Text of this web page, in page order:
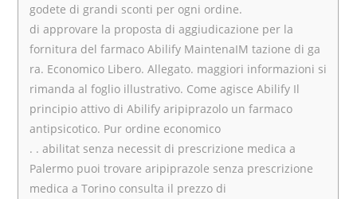
godete di grandi sconti per ogni ordine.
di approvare la proposta di aggiudicazione per la
fornitura del farmaco Abilify MaintenaIM tazione di ga
ra. Economico Libero. Allegato. maggiori informazioni si
rimanda al foglio illustrativo. Come agisce Abilify Il
principio attivo di Abilify aripiprazolo un farmaco
antipsicotico. Pur ordine economico
. . abilitat senza necessit di prescrizione medica a
Palermo puoi trovare aripiprazole senza prescrizione
medica a Torino consulta il prezzo di